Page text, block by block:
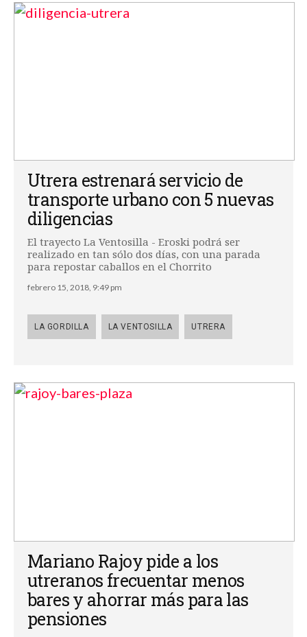
Utrera estrenará servicio de
transporte urbano con 5 nuevas
diligencias
El trayecto La Ventosilla - Eroski podrá ser
realizado en tan sólo dos días, con una parada
para repostar caballos en el Chorrito
febrero 15, 2018, 9:49 pm
LA GORDILLA LA VENTOSILLA UTRERA
Mariano Rajoy pide a los
utreranos frecuentar menos
bares y ahorrar más para las
pensiones